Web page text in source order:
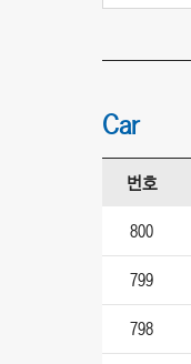
Car
번호
800
799
798